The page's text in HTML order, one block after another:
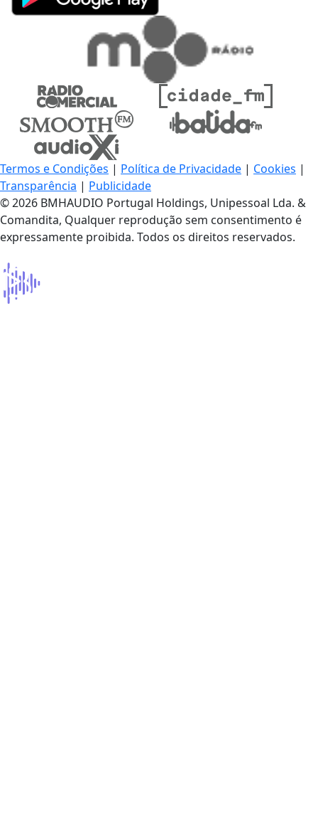
Termos e Condições | Política de Privacidade | Cookies |
Transparência | Publicidade
© 2026 BMHAUDIO Portugal Holdings, Unipessoal Lda. &
Comandita, Qualquer reprodução sem consentimento é
expressamente proibida. Todos os direitos reservados.